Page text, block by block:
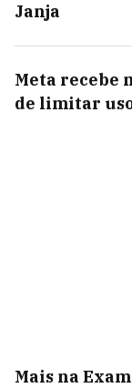
Janja
Meta recebe
de limitar
Mais na